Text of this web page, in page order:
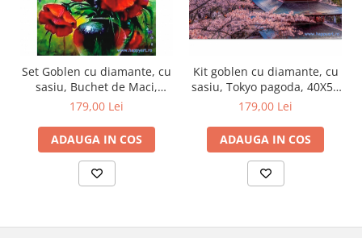
Set Goblen cu diamante, cu
sasiu, Buchet de Maci,
40x50 cm, 27 culori
179,00 Lei
ADAUGA IN COS
Kit goblen cu diamante, cu
sasiu, Tokyo pagoda, 40X50
cm, diamante rotunde, 40
179,00 Lei
ADAUGA IN COS